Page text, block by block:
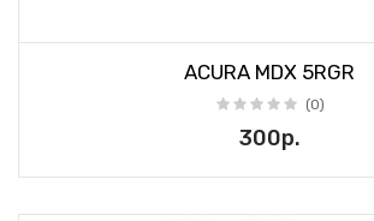
ACURA MDX 5RGR
(0)
300р.